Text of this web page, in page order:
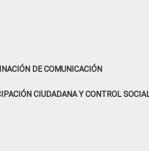
DE COMUNICACIÓN
CIUDADANA Y CONTROL